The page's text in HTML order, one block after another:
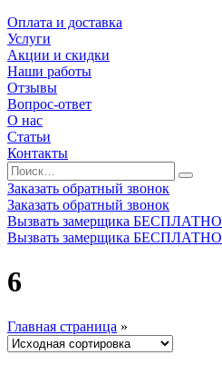
Оплата и доставка
Услуги
Акции и скидки
Наши работы
Отзывы
Вопрос-ответ
О нас
Статьи
Контакты
Заказать обратный звонок
Заказать обратный звонок
Вызвать замерщика БЕСПЛАТНО
Вызвать замерщика БЕСПЛАТНО
6
Главная страница »